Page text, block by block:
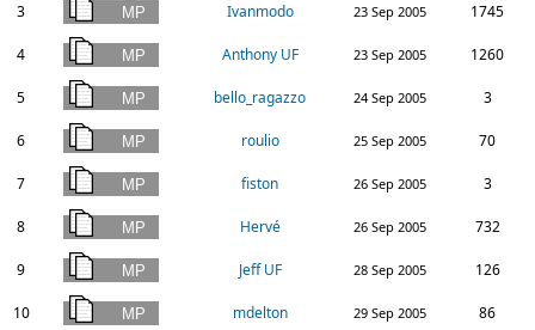
3 Ivanmodo 23 Sep 2005 1745
4 Anthony UF 23 Sep 2005 1260
5 bello_ragazzo 24 Sep 2005 3
6 roulio 25 Sep 2005 70
7 fiston 26 Sep 2005 3
8 Hervé 26 Sep 2005 732
9 Jeff UF 28 Sep 2005 126
10 mdelton 29 Sep 2005 86